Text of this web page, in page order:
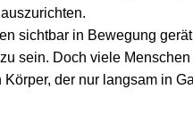
sichtbar in Bewegung
sein. Doch viele
der nur langsam in